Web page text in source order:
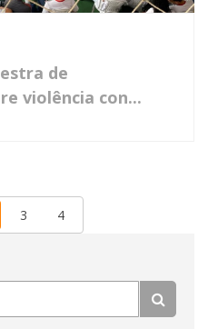
de
violência con...
3 4